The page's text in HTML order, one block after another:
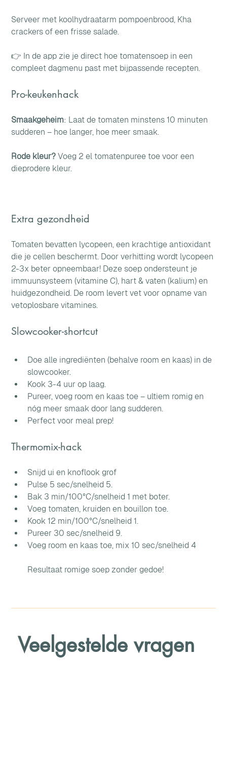
Serveer met koolhydraatarm pompoenbrood, Kha
crackers of een frisse salade.
👉 In de app zie je direct hoe tomatensoep in een
compleet dagmenu past met bijpassende recepten.
Pro-keukenhack
Smaakgeheim: Laat de tomaten minstens 10 minuten
sudderen – hoe langer, hoe meer smaak.
Rode kleur? Voeg 2 el tomatenpuree toe voor een
dieprodere kleur.
Extra gezondheid
Tomaten bevatten lycopeen, een krachtige antioxidant
die je cellen beschermt. Door verhitting wordt lycopeen
2-3x beter opneembaar! Deze soep ondersteunt je
immuunsysteem (vitamine C), hart & vaten (kalium) en
huidgezondheid. De room levert vet voor opname van
vetoplosbare vitamines.
Slowcooker-shortcut
Doe alle ingrediënten (behalve room en kaas) in de
slowcooker.
Kook 3-4 uur op laag.
Pureer, voeg room en kaas toe – ultiem romig en
nóg meer smaak door lang sudderen.
Perfect voor meal prep!
Thermomix-hack
Snijd ui en knoflook grof
Pulse 5 sec/snelheid 5.
Bak 3 min/100°C/snelheid 1 met boter.
Voeg tomaten, kruiden en bouillon toe.
Kook 12 min/100°C/snelheid 1.
Pureer 30 sec/snelheid 9.
Voeg room en kaas toe, mix 10 sec/snelheid 4
Resultaat romige soep zonder gedoe!
Veelgestelde vragen